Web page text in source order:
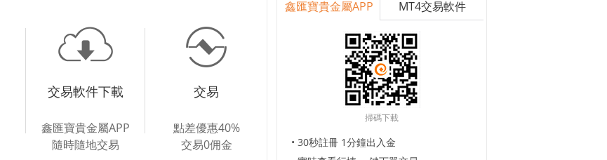
交易軟件下載
鑫匯寶貴金屬APP
隨時隨地交易
交易
點差優惠40%
交易0佣金
鑫匯寶貴金屬APP MT4交易軟件
掃碼下載
• 30秒註冊 1分鐘出入金